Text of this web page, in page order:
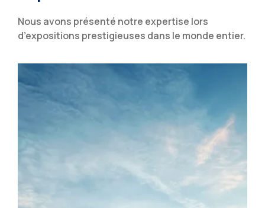
Nous avons présenté notre expertise lors
d’expositions prestigieuses dans le monde entier.